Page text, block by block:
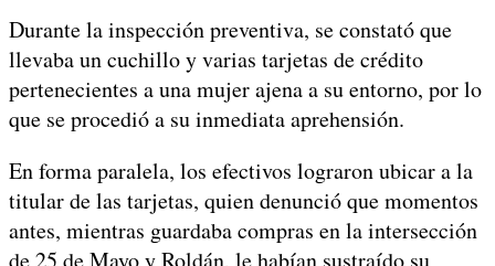
Durante la inspección preventiva, se constató que
llevaba un cuchillo y varias tarjetas de crédito
pertenecientes a una mujer ajena a su entorno, por lo
que se procedió a su inmediata aprehensión.
En forma paralela, los efectivos lograron ubicar a la
titular de las tarjetas, quien denunció que momentos
antes, mientras guardaba compras en la intersección
de 25 de Mayo y Roldán, le habían sustraído su